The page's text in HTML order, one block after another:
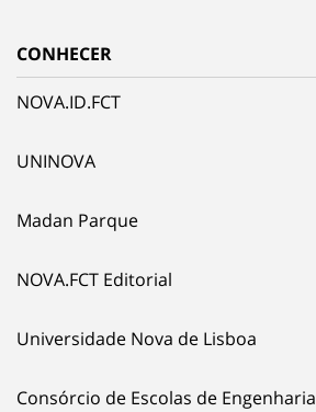
CONHECER
NOVA.ID.FCT
UNINOVA
Madan Parque
NOVA.FCT Editorial
Universidade Nova de Lisboa
Consórcio de Escolas de Engenharia